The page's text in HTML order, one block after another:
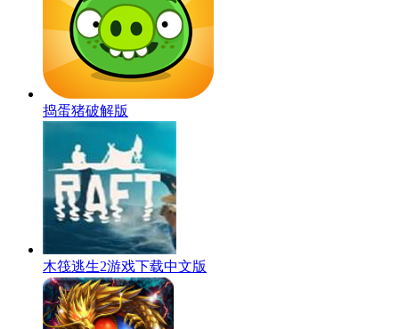
捣蛋猪破解版
木筏逃生2游戏下载中文版